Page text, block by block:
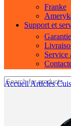
Franke
Support et
Garantie
Service
AccueilArticles